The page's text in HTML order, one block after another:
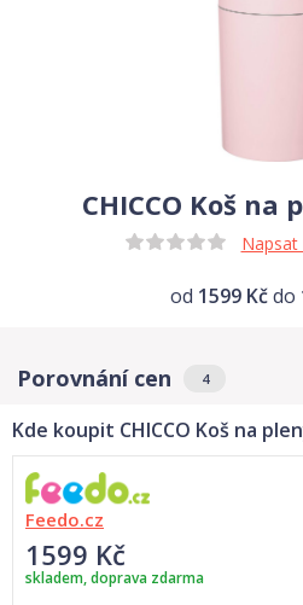
CHICCO Koš na
Napsat
od 1599 Kčdo
Porovnání cen 4
Kde koupit CHICCO Koš na
Feedo.cz
1599 Kč
skladem, doprava zdarma